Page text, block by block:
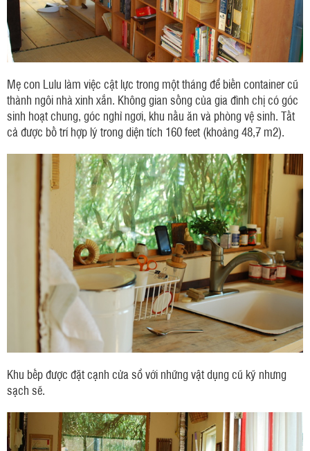
Mẹ con Lulu làm việc cật lực trong một tháng để biến container cũ
thành ngôi nhà xinh xắn. Không gian sống của gia đình chị có góc
sinh hoạt chung, góc nghỉ ngơi, khu nấu ăn và phòng vệ sinh. Tất
cả được bố trí hợp lý trong diện tích 160 feet (khoảng 48,7 m2).
Khu bếp được đặt cạnh cửa sổ với những vật dụng cũ kỹ nhưng
sạch sẽ.